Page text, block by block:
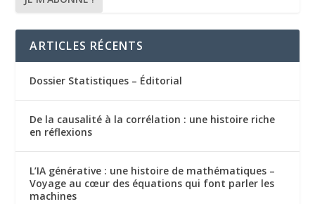
ARTICLES RÉCENTS
Dossier Statistiques – Éditorial
De la causalité à la corrélation : une histoire riche
en réflexions
L’IA générative : une histoire de mathématiques –
Voyage au cœur des équations qui font parler les
machines